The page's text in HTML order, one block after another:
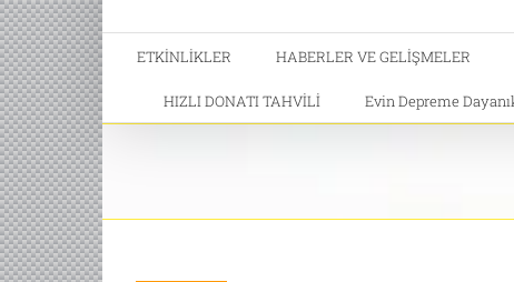
ETKİNLİKLER HABERLER VE GELİŞMELER
HIZLI DONATI TAHVİLİ Evin Depreme